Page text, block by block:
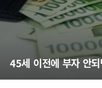
45세 이전에 부자 안